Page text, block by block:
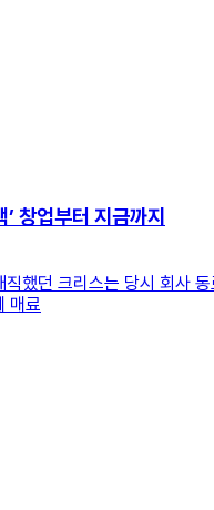
창업부터 지금까지
했던 크리스는 당시 회사
매료